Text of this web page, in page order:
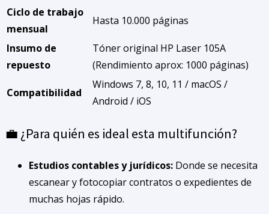
Ciclo de trabajo
mensual
Hasta 10.000 páginas
Insumo de
repuesto
Tóner original HP Laser 105A
(Rendimiento aprox: 1000 páginas)
Compatibilidad
Windows 7, 8, 10, 11 / macOS /
Android / iOS
💼 ¿Para quién es ideal esta multifunción?
Estudios contables y jurídicos: Donde se necesita
escanear y fotocopiar contratos o expedientes de
muchas hojas rápido.